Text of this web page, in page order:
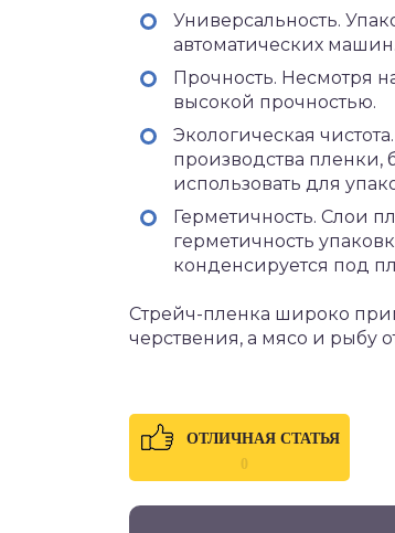
Универсальность.
автоматических
Прочность. Несмотря
высокой прочностью.
Экологическая
производства пленки,
использовать для
Герметичность. Слои
герметичность
конденсируется под
Стрейч-пленка широко
черствения, а мясо и рыбу
ОТЛИЧНАЯ СТАТЬЯ
0